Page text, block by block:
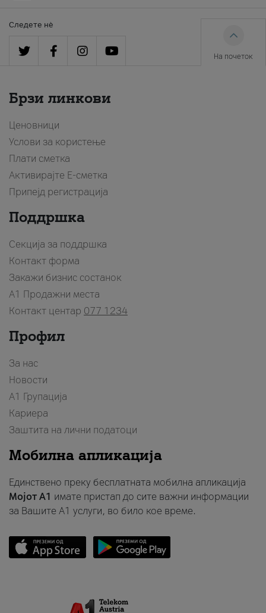
Следете нè
На почеток
Брзи линкови
Ценовници
Услови за користење
Плати сметка
Активирајте Е-сметка
Припејд регистрација
Поддршка
Секција за поддршка
Контакт форма
Закажи бизнис состанок
A1 Продажни места
Контакт центар 077 1234
Профил
За нас
Новости
А1 Групација
Кариера
Заштита на лични податоци
Мобилна апликација
Единствено преку бесплатната мобилна апликација
Мојот A1 имате пристап до сите важни информации
за Вашите A1 услуги, во било кое време.